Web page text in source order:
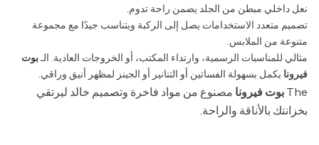
نعل داخلي مبطن من الجلد يضمن راحة تدوم.
تصميم متعدد الاستخدامات يصل إلى الركبة ويتناسب جيدًا مع مجموعة
متنوعة من الملابس.
مثالي للمناسبات الرسمية، وارتداء المكتب، أو الخروجات العادية. الـبوت
فيرونا يكمل بسهولة الفساتين أو التنانير أو الجينز لمظهر أنيق وراقي.
The بوت فيرونا مصنوع من مواد فاخرة وتصميم خالد ليرتقي
بخزانتك بالأناقة والراحة.